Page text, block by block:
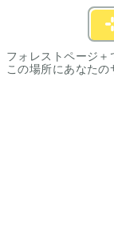
フォレストページ＋
この場所にあなたの